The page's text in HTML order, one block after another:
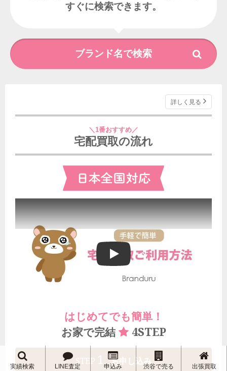
すぐに検索できます。
詳しく見る
＼1番おすすめ／
宅配買取の流れ
ブランドゥールの宅配買取ご利用方法
はじめてでも簡単！
お家で完結
4STEP
STEP 1 お申し込み
実績検索 LINE査定 申込み 渋谷で売る 出張買取